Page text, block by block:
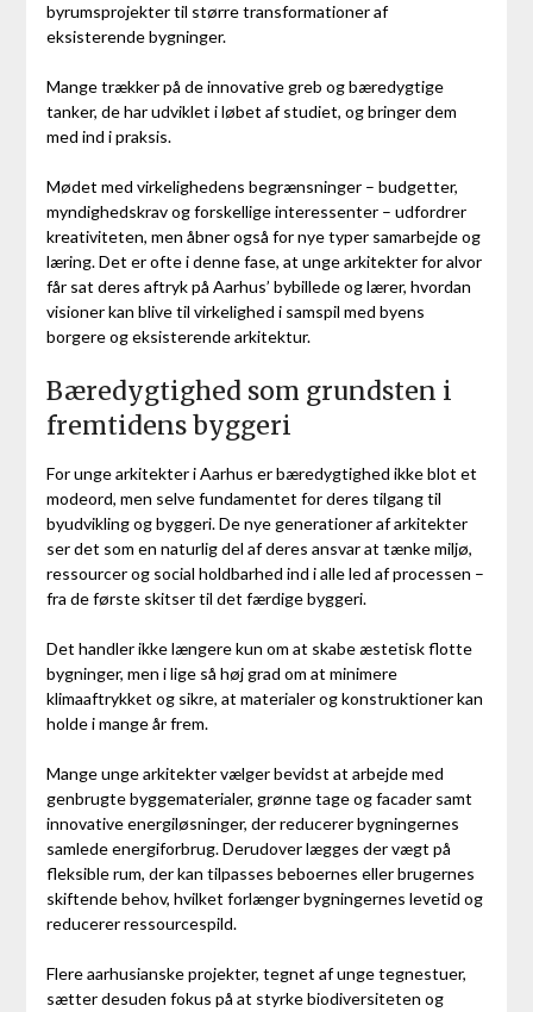
byrumsprojekter til større transformationer af
eksisterende bygninger.
Mange trækker på de innovative greb og bæredygtige
tanker, de har udviklet i løbet af studiet, og bringer dem
med ind i praksis.
Mødet med virkelighedens begrænsninger – budgetter,
myndighedskrav og forskellige interessenter – udfordrer
kreativiteten, men åbner også for nye typer samarbejde og
læring. Det er ofte i denne fase, at unge arkitekter for alvor
får sat deres aftryk på Aarhus’ bybillede og lærer, hvordan
visioner kan blive til virkelighed i samspil med byens
borgere og eksisterende arkitektur.
Bæredygtighed som grundsten i
fremtidens byggeri
For unge arkitekter i Aarhus er bæredygtighed ikke blot et
modeord, men selve fundamentet for deres tilgang til
byudvikling og byggeri. De nye generationer af arkitekter
ser det som en naturlig del af deres ansvar at tænke miljø,
ressourcer og social holdbarhed ind i alle led af processen –
fra de første skitser til det færdige byggeri.
Det handler ikke længere kun om at skabe æstetisk flotte
bygninger, men i lige så høj grad om at minimere
klimaaftrykket og sikre, at materialer og konstruktioner kan
holde i mange år frem.
Mange unge arkitekter vælger bevidst at arbejde med
genbrugte byggematerialer, grønne tage og facader samt
innovative energiløsninger, der reducerer bygningernes
samlede energiforbrug. Derudover lægges der vægt på
fleksible rum, der kan tilpasses beboernes eller brugernes
skiftende behov, hvilket forlænger bygningernes levetid og
reducerer ressourcespild.
Flere aarhusianske projekter, tegnet af unge tegnestuer,
sætter desuden fokus på at styrke biodiversiteten og